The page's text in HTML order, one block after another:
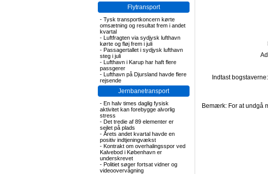
Flytransport
- Tysk transportkoncern kørte
omsætning og resultat frem i andet
kvartal
- Luftfragten via sydjysk lufthavn
kørte og fløj frem i juli
- Passagertallet i sydjysk lufthavn
steg i juli
- Lufthavn i Karup har haft flere
passgerer
- Lufthavn på Djursland havde flere
rejsende
Jernbanetransport
- En halv times daglig fysisk
aktivitet kan forebygge alvorlig
stress
- Det tredie af 89 elementer er
sejlet på plads
- Årets andet kvartal havde en
positiv indtjeningvækst
- Kontrakt om overhalingsspor ved
Kalvebod i København er
underskrevet
- Politiet søger fortsat vidner og
videoovervågning
Indtast bogstaverne:
Bemærk: For at undgå